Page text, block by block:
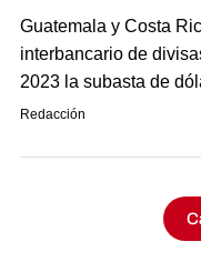
Guatemala y Costa
interbancario de
2023 la subasta de
Redacción